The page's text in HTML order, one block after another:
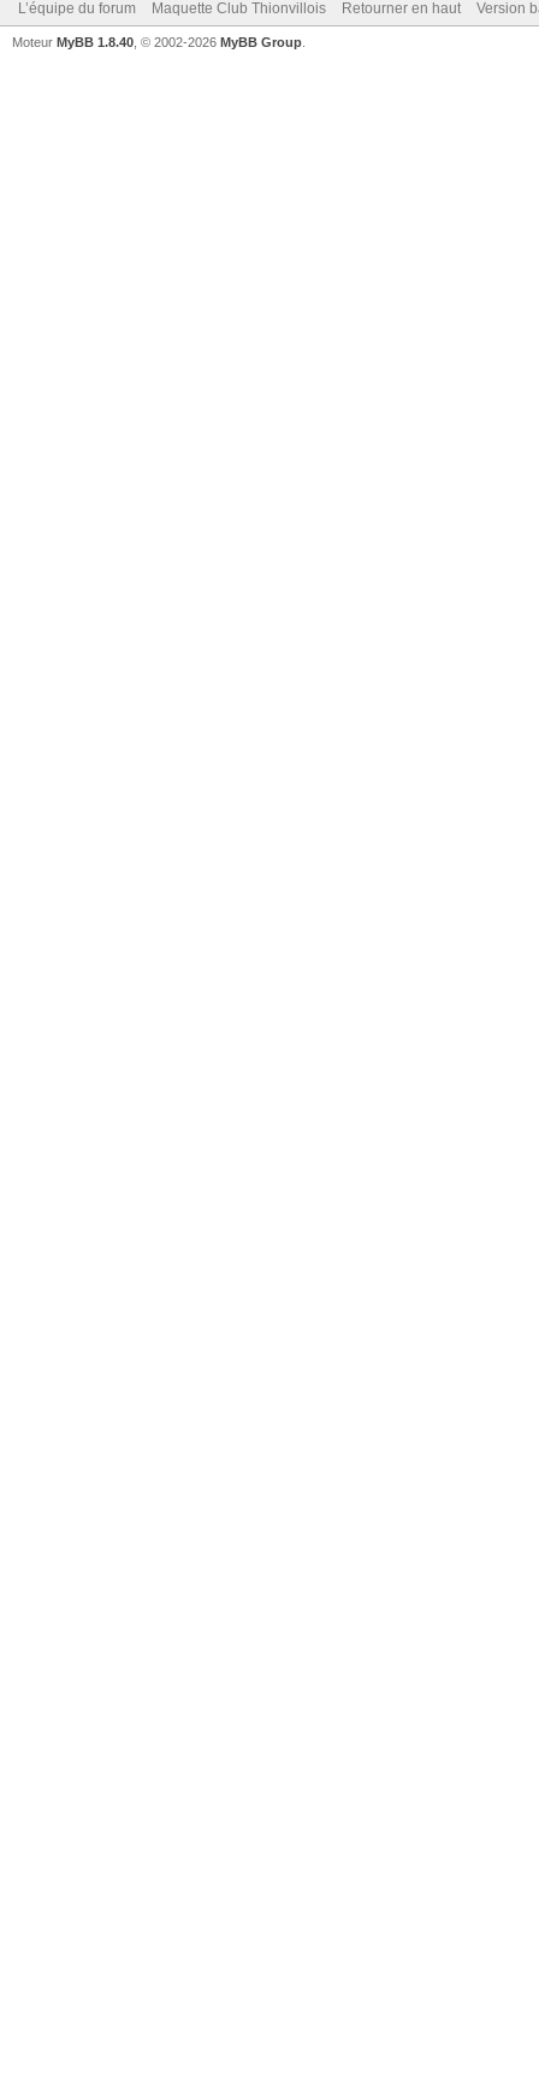
L’équipe du forum Maquette Club Thionvillois Retourner en haut Version
Moteur MyBB 1.8.40 , © 2002-2026 MyBB Group